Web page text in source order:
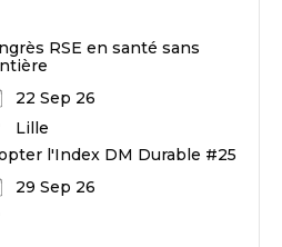
RSE en santé sans
22 Sep 26
Lille
l'Index DM Durable #25
29 Sep 26